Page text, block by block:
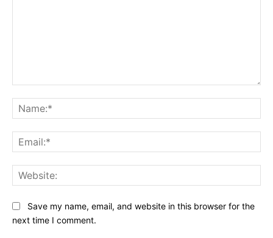
Save my name, email, and website in this browser for the
next time I comment.